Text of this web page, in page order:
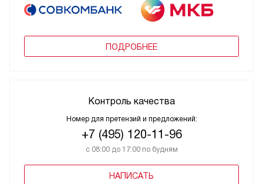
ПОДРОБНЕЕ
Контроль качества
Номер для претензий и предложений:
+7 (495) 120-11-96
с 08:00 до 17:00 по будням
НАПИСАТЬ